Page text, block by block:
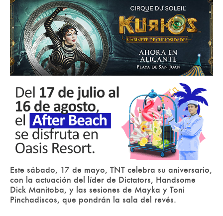
Este sábado, 17 de mayo, TNT celebra su aniversario,
con la actuación del líder de Dictators, Handsome
Dick Manitoba, y las sesiones de Mayka y Toni
Pinchadiscos, que pondrán la sala del revés.